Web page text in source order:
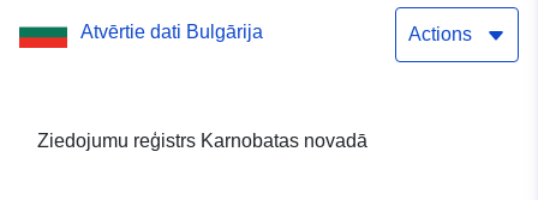
Atvērtie dati Bulgārija Actions
Ziedojumu reģistrs Karnobatas novadā